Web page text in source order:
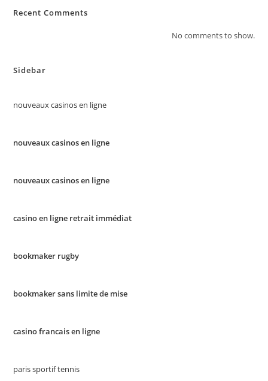
Recent Comments
No comments to show.
Sidebar
nouveaux casinos en ligne
nouveaux casinos en ligne
nouveaux casinos en ligne
casino en ligne retrait immédiat
bookmaker rugby
bookmaker sans limite de mise
casino francais en ligne
paris sportif tennis